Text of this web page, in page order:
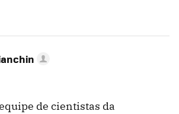
de cientistas da